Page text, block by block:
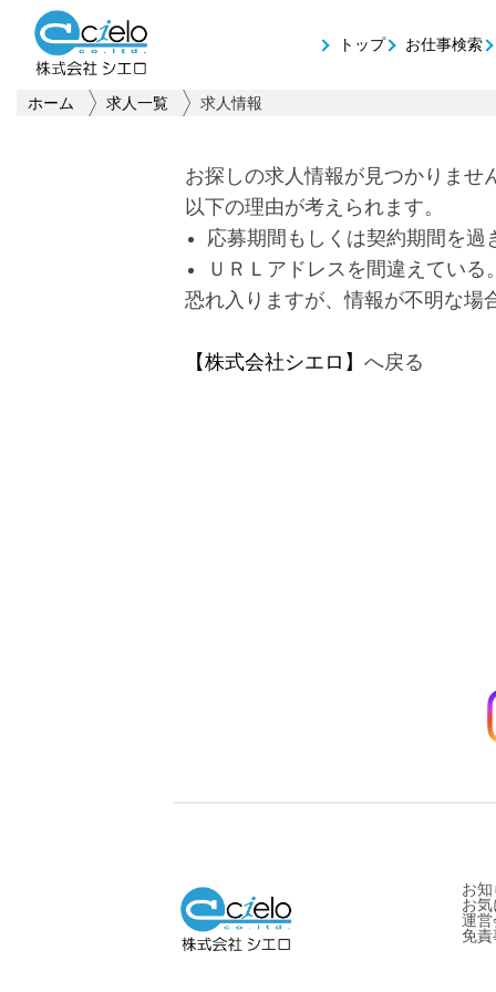
トップ お仕事検索
ホーム 求人一覧 求人情報
お探しの求人情報が見つかりませ
以下の理由が考えられます。
応募期間もしくは契約期間を過
ＵＲＬアドレスを間違えている
恐れ入りますが、情報が不明な場
【株式会社シエロ】 へ戻る
お
お
運
免